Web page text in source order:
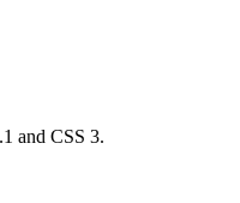
and CSS 3.